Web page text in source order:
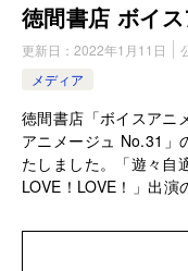
徳間書店 ボイ
更新日： 2022年1月11日
メディア
徳間書店「ボイスアニ
アニメージュ No.31」
たしました。「遊々自
LOVE！LOVE！」出